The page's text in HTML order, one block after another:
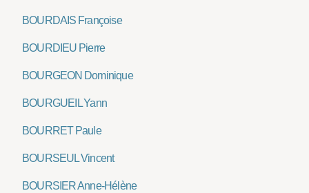
BOURDAIS Françoise
BOURDIEU Pierre
BOURGEON Dominique
BOURGUEIL Yann
BOURRET Paule
BOURSEUL Vincent
BOURSIER Anne-Hélène